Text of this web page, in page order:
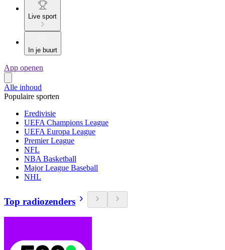
Live sport
In je buurt
App openen
Alle inhoud
Populaire sporten
Eredivisie
UEFA Champions League
UEFA Europa League
Premier League
NFL
NBA Basketball
Major League Baseball
NHL
Top radiozenders